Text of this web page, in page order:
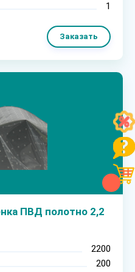
1
Заказать
ПВД полотно 2,2
2200
200